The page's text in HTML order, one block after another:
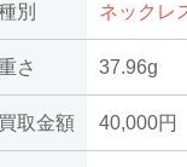
別 ネックレ
さ 37.96g
買取金額 40,000円